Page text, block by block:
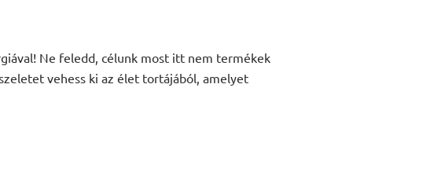
Ne feledd, célunk most itt nem termékek
vehess ki az élet tortájából, amelyet